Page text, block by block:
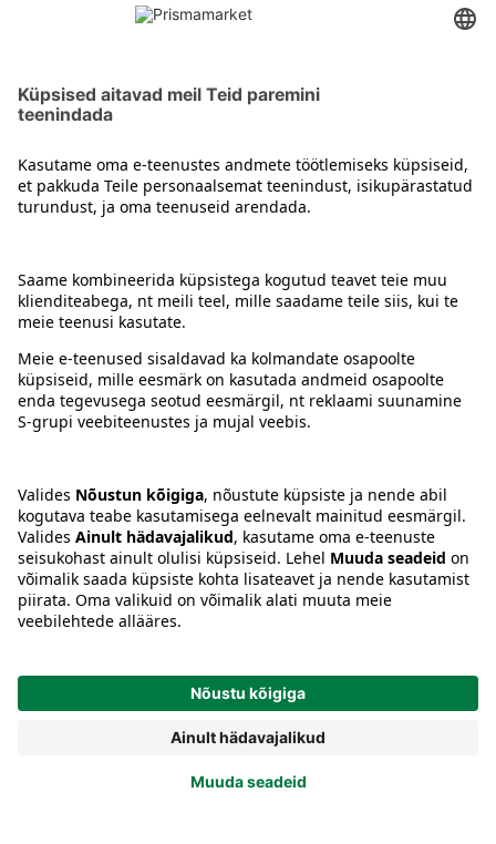
Tegelased ja figuurid
Juhised
Tingimused
Keel:ETENRU